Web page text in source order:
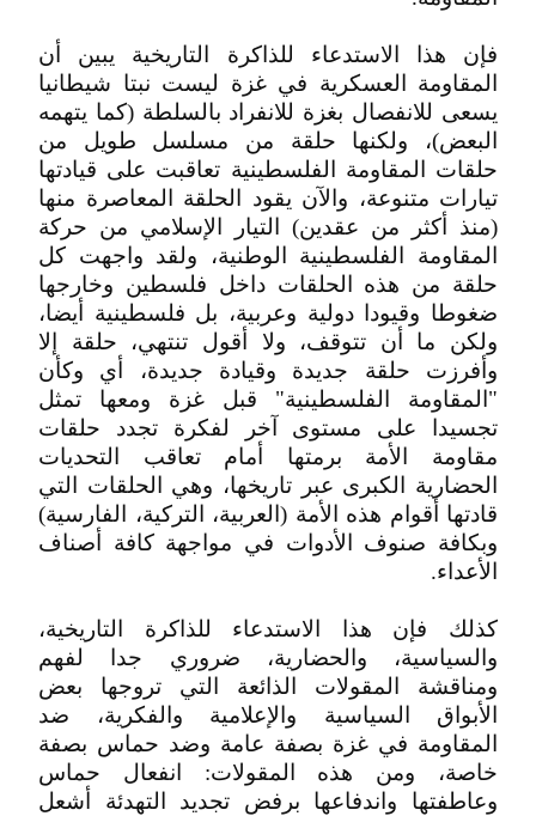
فإن هذا الاستدعاء للذاكرة التاريخية يبين أن
المقاومة العسكرية في غزة ليست نبتا شيطانيا
يسعى للانفصال بغزة للانفراد بالسلطة (كما يتهمه
البعض)، ولكنها حلقة من مسلسل طويل من
حلقات المقاومة الفلسطينية تعاقبت على قيادتها
تيارات متنوعة، والآن يقود الحلقة المعاصرة منها
(منذ أكثر من عقدين) التيار الإسلامي من حركة
المقاومة الفلسطينية الوطنية، ولقد واجهت كل
حلقة من هذه الحلقات داخل فلسطين وخارجها
ضغوطا وقيودا دولية وعربية، بل فلسطينية أيضا،
ولكن ما أن تتوقف، ولا أقول تنتهي، حلقة إلا
وأفرزت حلقة جديدة وقيادة جديدة، أي وكأن
"المقاومة الفلسطينية" قبل غزة ومعها تمثل
تجسيدا على مستوى آخر لفكرة تجدد حلقات
مقاومة الأمة برمتها أمام تعاقب التحديات
الحضارية الكبرى عبر تاريخها، وهي الحلقات التي
قادتها أقوام هذه الأمة (العربية، التركية، الفارسية)
وبكافة صنوف الأدوات في مواجهة كافة أصناف
الأعداء.
كذلك فإن هذا الاستدعاء للذاكرة التاريخية،
والسياسية، والحضارية، ضروري جدا لفهم
ومناقشة المقولات الذائعة التي تروجها بعض
الأبواق السياسية والإعلامية والفكرية، ضد
المقاومة في غزة بصفة عامة وضد حماس بصفة
خاصة، ومن هذه المقولات: انفعال حماس
وعاطفتها واندفاعها برفض تجديد التهدئة أشعل